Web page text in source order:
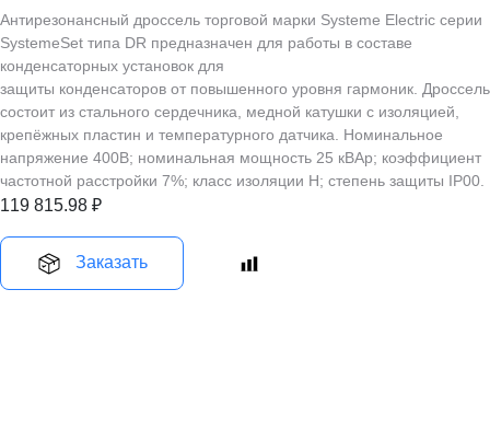
Антирезонансный дроссель торговой марки Systeme Electric серии
SystemeSet типа DR предназначен для работы в составе
конденсаторных установок для
защиты конденсаторов от повышенного уровня гармоник. Дроссель
состоит из стального сердечника, медной катушки с изоляцией,
крепёжных пластин и температурного датчика. Номинальное
напряжение 400В; номинальная мощность 25 кВАр; коэффициент
частотной расстройки 7%; класс изоляции H; степень защиты IP00.
119 815.98 ₽
Заказать